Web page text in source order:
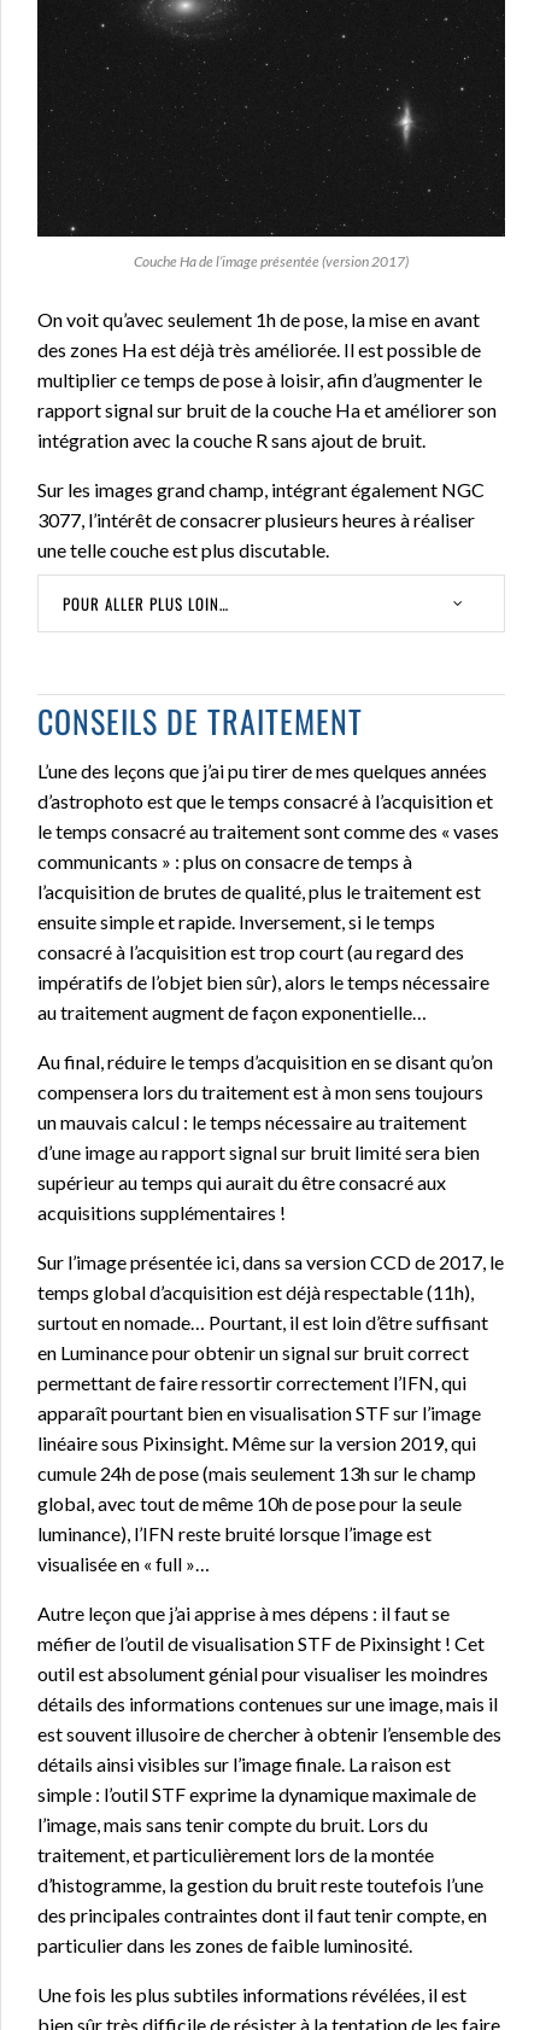
Couche Ha de l’image présentée (version 2017)
On voit qu’avec seulement 1h de pose, la mise en avant
des zones Ha est déjà très améliorée. Il est possible de
multiplier ce temps de pose à loisir, afin d’augmenter le
rapport signal sur bruit de la couche Ha et améliorer son
intégration avec la couche R sans ajout de bruit.
Sur les images grand champ, intégrant également NGC
3077, l’intérêt de consacrer plusieurs heures à réaliser
une telle couche est plus discutable.
POUR ALLER PLUS LOIN…
CONSEILS DE TRAITEMENT
L’une des leçons que j’ai pu tirer de mes quelques années
d’astrophoto est que le temps consacré à l’acquisition et
le temps consacré au traitement sont comme des « vases
communicants » : plus on consacre de temps à
l’acquisition de brutes de qualité, plus le traitement est
ensuite simple et rapide. Inversement, si le temps
consacré à l’acquisition est trop court (au regard des
impératifs de l’objet bien sûr), alors le temps nécessaire
au traitement augment de façon exponentielle…
Au final, réduire le temps d’acquisition en se disant qu’on
compensera lors du traitement est à mon sens toujours
un mauvais calcul : le temps nécessaire au traitement
d’une image au rapport signal sur bruit limité sera bien
supérieur au temps qui aurait du être consacré aux
acquisitions supplémentaires !
Sur l’image présentée ici, dans sa version CCD de 2017, le
temps global d’acquisition est déjà respectable (11h),
surtout en nomade… Pourtant, il est loin d’être suffisant
en Luminance pour obtenir un signal sur bruit correct
permettant de faire ressortir correctement l’IFN, qui
apparaît pourtant bien en visualisation STF sur l’image
linéaire sous Pixinsight. Même sur la version 2019, qui
cumule 24h de pose (mais seulement 13h sur le champ
global, avec tout de même 10h de pose pour la seule
luminance), l’IFN reste bruité lorsque l’image est
visualisée en « full »…
Autre leçon que j’ai apprise à mes dépens : il faut se
méfier de l’outil de visualisation STF de Pixinsight ! Cet
outil est absolument génial pour visualiser les moindres
détails des informations contenues sur une image, mais il
est souvent illusoire de chercher à obtenir l’ensemble des
détails ainsi visibles sur l’image finale. La raison est
simple : l’outil STF exprime la dynamique maximale de
l’image, mais sans tenir compte du bruit. Lors du
traitement, et particulièrement lors de la montée
d’histogramme, la gestion du bruit reste toutefois l’une
des principales contraintes dont il faut tenir compte, en
particulier dans les zones de faible luminosité.
Une fois les plus subtiles informations révélées, il est
bien sûr très difficile de résister à la tentation de les faire